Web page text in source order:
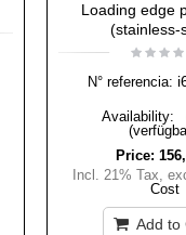
Loading edge
(stainless-
N° referencia:
Availability:
Price:
Incl. 21% Tax,
Cost
Add to